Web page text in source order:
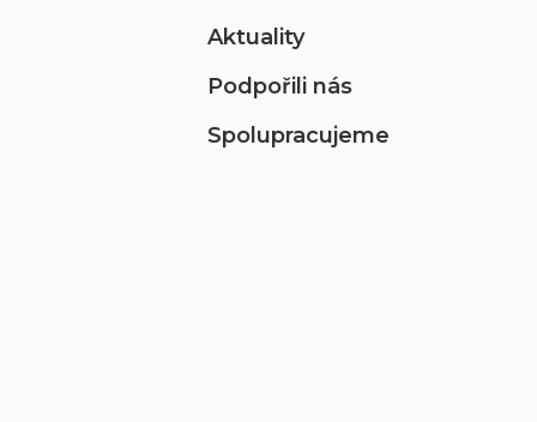
Aktuality
Podpořili nás
Spolupracujeme